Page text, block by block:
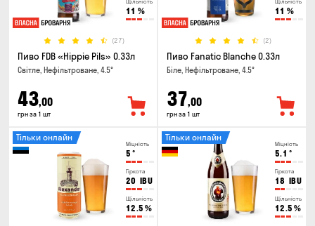
Щільність
11 %
(27)
Пиво FDB «Hippie Pils» 0.33л
Світле, Нефільтроване, 4.5°
43,00
грн за 1 шт
Щільність
11 %
(2)
Пиво Fanatic Blanche 0.33л
Біле, Нефільтроване, 4.5°
37,00
грн за 1 шт
Міцність
5 °
Гіркота
20 IBU
Щільність
12.5 %
Тільки онлайн
Міцність
5.1 °
Гіркота
18 IBU
Щільність
12.5 %
Тільки онлайн